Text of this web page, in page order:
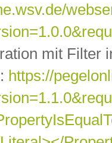
mit Filter
https://